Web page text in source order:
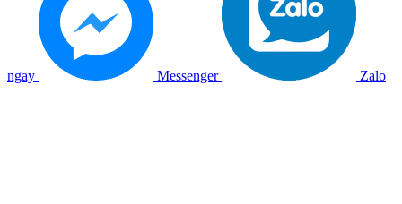
ngay Messenger Zalo